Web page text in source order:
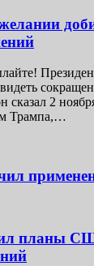
сказал 2
Трампа,…
планы